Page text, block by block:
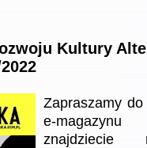
Kultury
Zapraszamy
e-
znajdziecie